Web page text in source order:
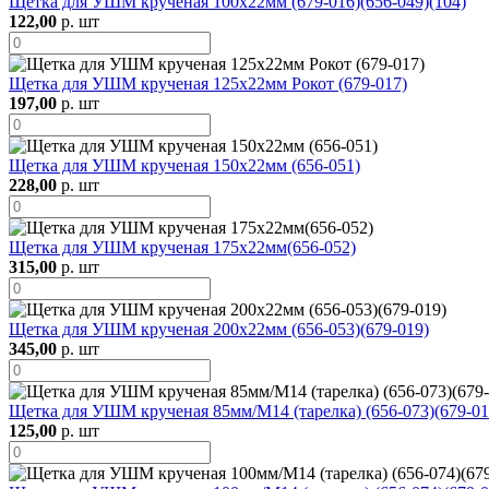
122,00 р. шт
Щетка для УШМ крученая 125х22мм Рокот (679-017)
197,00 р. шт
Щетка для УШМ крученая 150х22мм (656-051)
228,00 р. шт
Щетка для УШМ крученая 175х22мм(656-052)
315,00 р. шт
Щетка для УШМ крученая 200х22мм (656-053)(679-019)
345,00 р. шт
Щетка для УШМ крученая 85мм/М14 (тарелка) (656-073)(679-
125,00 р. шт